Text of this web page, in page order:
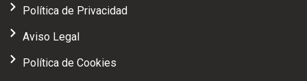
Política de Privacidad
Aviso Legal
Política de Cookies